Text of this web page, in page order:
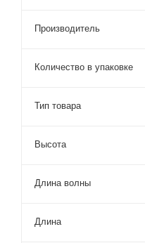
Производитель
Количество в упаковке
Тип товара
Высота
Длина волны
Длина